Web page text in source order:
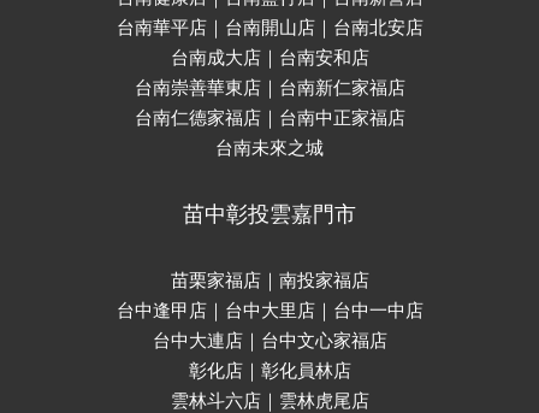
台南華平店｜台南開山店｜台南北安店
台南成大店｜台南安和店
台南崇善華東店｜台南新仁家福店
台南仁德家福店｜台南中正家福店
台南未來之城
苗中彰投雲嘉門市
苗栗家福店｜南投家福店
台中逢甲店｜台中大里店｜台中一中店
台中大連店｜台中文心家福店
彰化店｜彰化員林店
雲林斗六店｜雲林虎尾店